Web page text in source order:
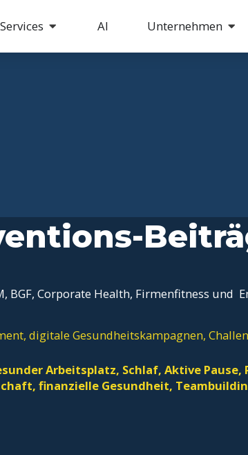
Services AI Unternehmen
BGF, Corporate Health, Firmenfitness und
digitale Gesundheitskampagnen,
Arbeitsplatz, Schlaf, Aktive
finanzielle Gesundheit,